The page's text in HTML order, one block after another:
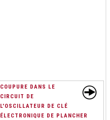
COUPURE DANS LE
CIRCUIT DE
L'OSCILLATEUR DE CLÉ
ÉLECTRONIQUE DE PLANCHER